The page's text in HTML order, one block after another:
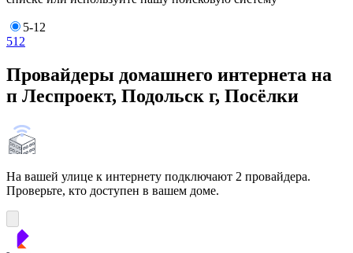
5-12
512
Провайдеры домашнего интернета на
п Леспроект, Подольск г, Посёлки
На вашей улице к интернету подключают 2 провайдера.
Проверьте, кто доступен в вашем доме.